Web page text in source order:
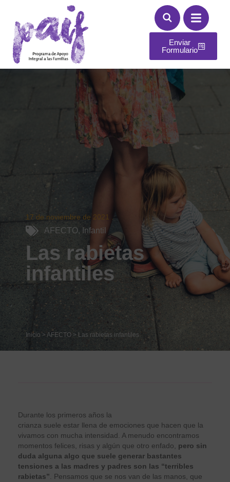
Enviar
Formulario
17 de noviembre de 2021
AFECTO, Infantil
Las rabietas
infantiles
Inicio > AFECTO > Las rabietas infantiles
Durante los primeros años la
crianza suele estar llena de emociones que hacen que la
vivamos con mucha intensidad. A menudo encontramos
momentos felices, risas y algún que otro enfado, pero sin
duda alguna algo que suele generar bastantes
tensiones a las madres y padres son las “terribles
rabietas” . Pensamos que se nos van de las manos, que